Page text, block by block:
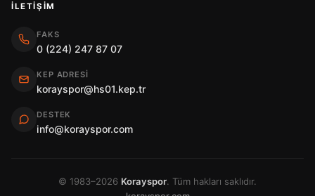
İLETIŞIM
FAKS
0 (224) 247 87 07
KEP ADRESI
korayspor@hs01.kep.tr
DESTEK
info@korayspor.com
© 1983–2026 Korayspor. Tüm hakları saklıdır.